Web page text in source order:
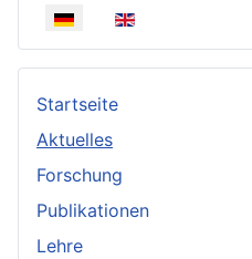
Sprache auswählen
Startseite
Aktuelles
Forschung
Publikationen
Lehre